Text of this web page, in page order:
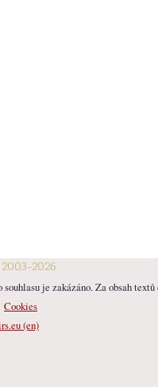
2026
je zakázáno. Za obsah
Cookies
(en)